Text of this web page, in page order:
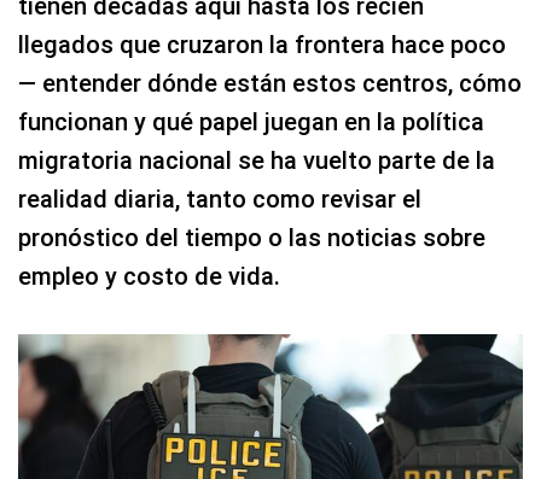
llegados que cruzaron la frontera hace poco
— entender dónde están estos centros, cómo
funcionan y qué papel juegan en la política
migratoria nacional se ha vuelto parte de la
realidad diaria, tanto como revisar el
pronóstico del tiempo o las noticias sobre
empleo y costo de vida.